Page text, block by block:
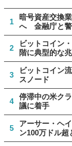
1
暗号資産交換
へ 金融庁と
2
ビットコイン
階に典型的な
3
ビットコイン
スノード
4
停滞中の米ク
議に着手
5
アーサー・ヘ
ン100万ドル超